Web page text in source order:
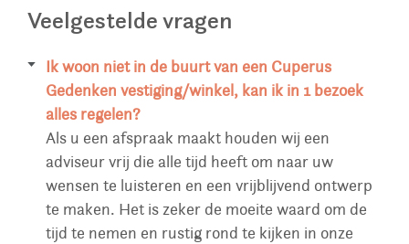
Veelgestelde vragen
Ik woon niet in de buurt van een Cuperus
Gedenken vestiging/winkel, kan ik in 1 bezoek
alles regelen?
Als u een afspraak maakt houden wij een
adviseur vrij die alle tijd heeft om naar uw
wensen te luisteren en een vrijblijvend ontwerp
te maken. Het is zeker de moeite waard om de
tijd te nemen en rustig rond te kijken in onze